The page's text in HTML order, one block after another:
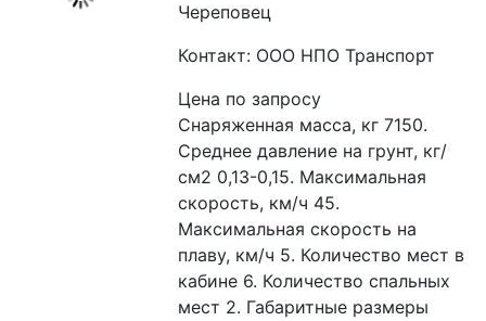
Череповец
Контакт: ООО НПО Транспорт
Цена по запросу
Снаряженная масса, кг 7150.
Среднее давление на грунт, кг/
см2 0,13-0,15. Максимальная
скорость, км/ч 45.
Максимальная скорость на
плаву, км/ч 5. Количество мест в
кабине 6. Количество спальных
мест 2. Габаритные размеры